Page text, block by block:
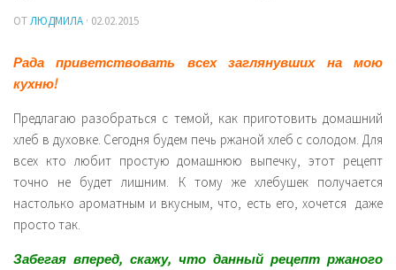
Секреты простых продуктов
ОТЛЮДМИЛА · 02.02.2015
Рада приветствовать всех заглянувших на мою
кухню!
Предлагаю разобраться с темой, как приготовить домашний
хлеб в духовке. Сегодня будем печь ржаной хлеб с солодом. Для
всех кто любит простую домашнюю выпечку, этот рецепт
точно не будет лишним. К тому же хлебушек получается
настолько ароматным и вкусным, что, есть его, хочется даже
просто так.
Забегая вперед, скажу, что данный рецепт ржаного